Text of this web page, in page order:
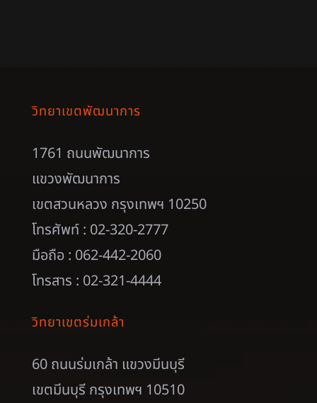
วิทยาเขตพัฒนาการ
1761 ถนนพัฒนาการ
แขวงพัฒนาการ
เขตสวนหลวง กรุงเทพฯ 10250
โทรศัพท์ : 02-320-2777
มือถือ : 062-442-2060
โทรสาร : 02-321-4444
วิทยาเขตร่มเกล้า
60 ถนนร่มเกล้า แขวงมีนบุรี
เขตมีนบุรี กรุงเทพฯ 10510